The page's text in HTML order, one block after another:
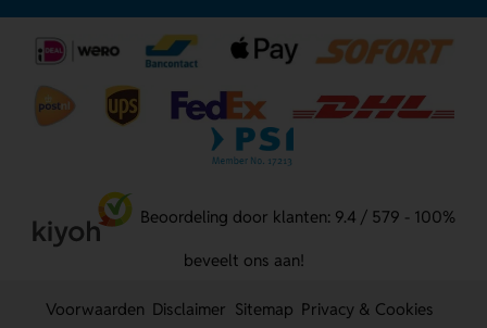
Beoordeling door klanten: 9.4 / 579 - 100%
beveelt ons aan!
Voorwaarden Disclaimer Sitemap Privacy & Cookies